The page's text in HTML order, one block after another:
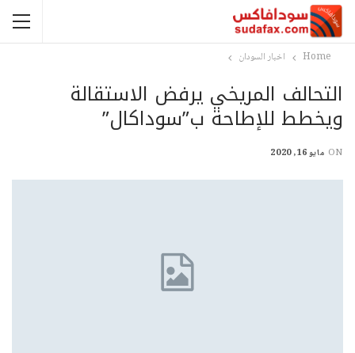
Home اخبار السودان
التحالف المريخي يرفض الاستقالة
ويخطط للإطاحة ب”سوداكال”
ON مايو 16, 2020